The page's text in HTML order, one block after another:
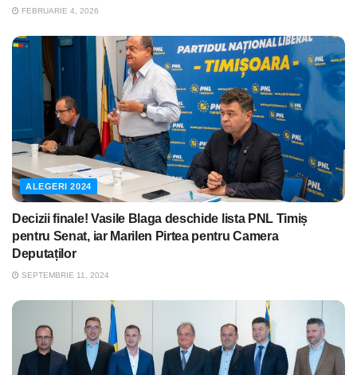
FEBRUARIE 4, 2026
ALEGERI 2024
Decizii finale! Vasile Blaga deschide lista PNL Timiș
pentru Senat, iar Marilen Pirtea pentru Camera
Deputaților
SEPTEMBRIE 11, 2024